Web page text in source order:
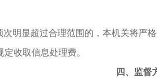
显超过合理范围的，本机关将严
收取信息处理费。
四、监督